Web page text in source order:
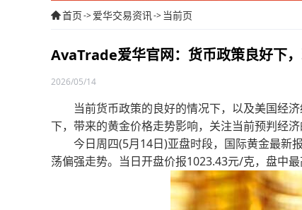
首页->爱华交易资讯-> 当前页
AvaTrade爱华官网：货币政策良好下
2026/05/14
当前货币政策的良好的情况下，以及美国经济
下，带来的黄金价格走势影响，关注当前预判经
今日周四(5月14日)亚盘时段，国际黄金最新
荡偏强走势。当日开盘价报1023.43元/克，盘中